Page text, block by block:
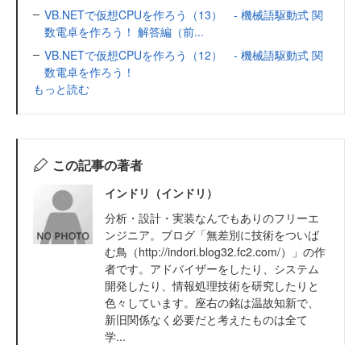
VB.NETで仮想CPUを作ろう（13） - 機械語駆動式 関
数電卓を作ろう！ 解答編（前...
VB.NETで仮想CPUを作ろう（12） - 機械語駆動式 関
数電卓を作ろう！
もっと読む
この記事の著者
インドリ（インドリ）
分析・設計・実装なんでもありのフリーエ
ンジニア。ブログ「無差別に技術をついば
む鳥（http://indori.blog32.fc2.com/）」の作
者です。アドバイザーをしたり、システム
開発したり、情報処理技術を研究したりと
色々しています。座右の銘は温故知新で、
新旧関係なく必要だと考えたものは全て
学...